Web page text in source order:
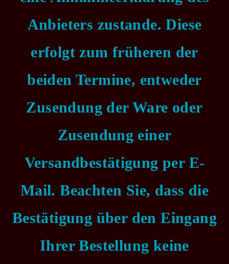
Anbieters zustande. Diese
erfolgt zum früheren der
beiden Termine, entweder
Zusendung der Ware oder
Zusendung einer
Versandbestätigung per E-
Mail. Beachten Sie, dass die
Bestätigung über den Eingang
Ihrer Bestellung keine